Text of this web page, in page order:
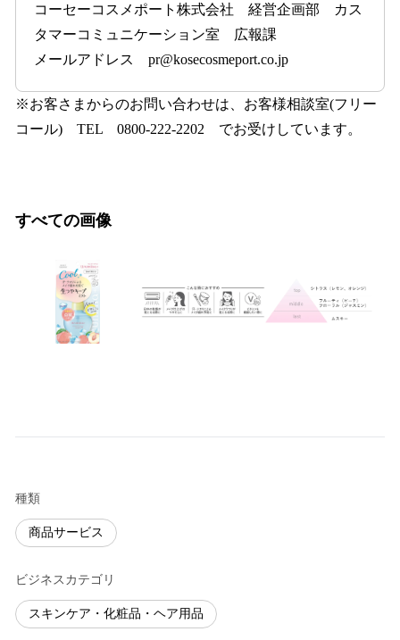
コーセーコスメポート株式会社 経営企画部 カス
タマーコミュニケーション室 広報課
メールアドレス pr@kosecosmeport.co.jp
※お客さまからのお問い合わせは、お客様相談室(フリー
コール) TEL 0800-222-2202 でお受けしています。
すべての画像
種類
商品サービス
ビジネスカテゴリ
スキンケア・化粧品・ヘア用品